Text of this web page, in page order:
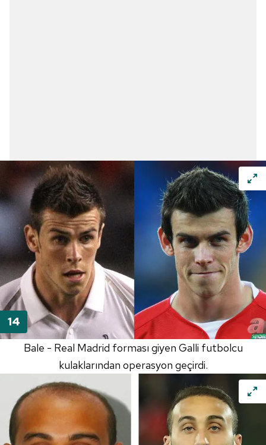
Bale - Real Madrid forması giyen Galli futbolcu
kulaklarından operasyon geçirdi.